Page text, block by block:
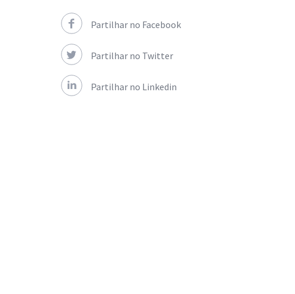
Partilhar no Facebook
Partilhar no Twitter
Partilhar no Linkedin